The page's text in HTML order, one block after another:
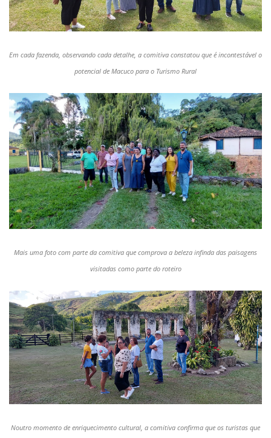
Em cada fazenda, observando cada detalhe, a comitiva constatou que é incontestável o
potencial de Macuco para o Turismo Rural
Mais uma foto com parte da comitiva que comprova a beleza infinda das paisagens
visitadas como parte do roteiro
Noutro momento de enriquecimento cultural, a comitiva confirma que os turistas que